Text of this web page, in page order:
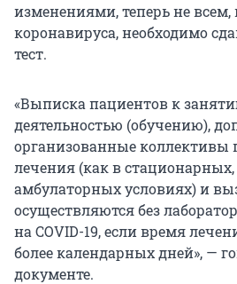
изменениями, теперь не всем,
коронавируса, необходимо
тест.
«Выписка пациентов к
деятельностью (обучению),
организованные коллективы
лечения (как в стационарных,
амбулаторных условиях) и
осуществляются без
на COVID-19, если время
более календарных дней», —
документе.